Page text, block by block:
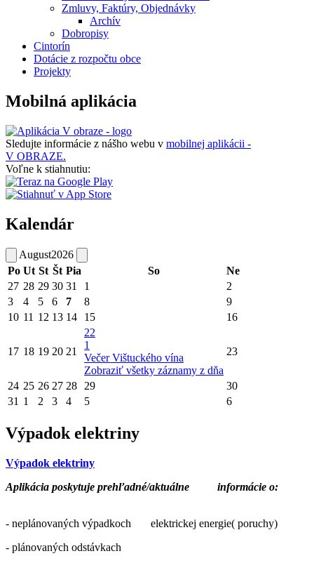
Zmluvy, Faktúry, Objednávky
Archív
Dobropisy
Cintorín
Dotácie z rozpočtu obce
Projekty
Mobilná aplikácia
Sledujte informácie z nášho webu v mobilnej aplikácii -
V OBRAZE.
Voľne k stiahnutiu:
Kalendár
August2026
Po Ut St Št Pia So
Ne
27 28 29 30 31 1
2
3
4 5 6 7 8
9
10 11 12 13 14 15 16
17 18 19 20 21
22
1
Večer Vištuckého vína
Zobraziť všetky záznamy z dňa
23
24 25 26 27 28 29
30
31 1 2 3 4 5 6
Výpadok elektriny
Výpadok elektriny
Aplikácia poskytuje prehľadné/aktuálne informácie o:
- neplánovaných výpadkoch elektrickej energie( poruchy)
- plánovaných odstávkach